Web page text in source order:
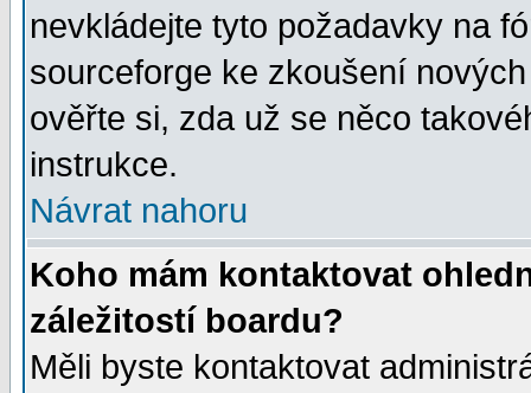
nevkládejte tyto požadavky na
sourceforge ke zkoušení
ověřte si, zda už se něco
instrukce.
Návrat nahoru
Koho mám kontaktovat
záležitostí boardu?
Měli byste kontaktovat